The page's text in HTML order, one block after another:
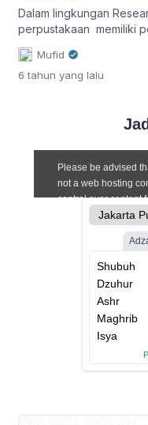
Dalam lingkungan
perpustakaan memiliki
dalam memfasilitasi dan
tercapainya tujuan
Mufid
6 tahun yang lalu